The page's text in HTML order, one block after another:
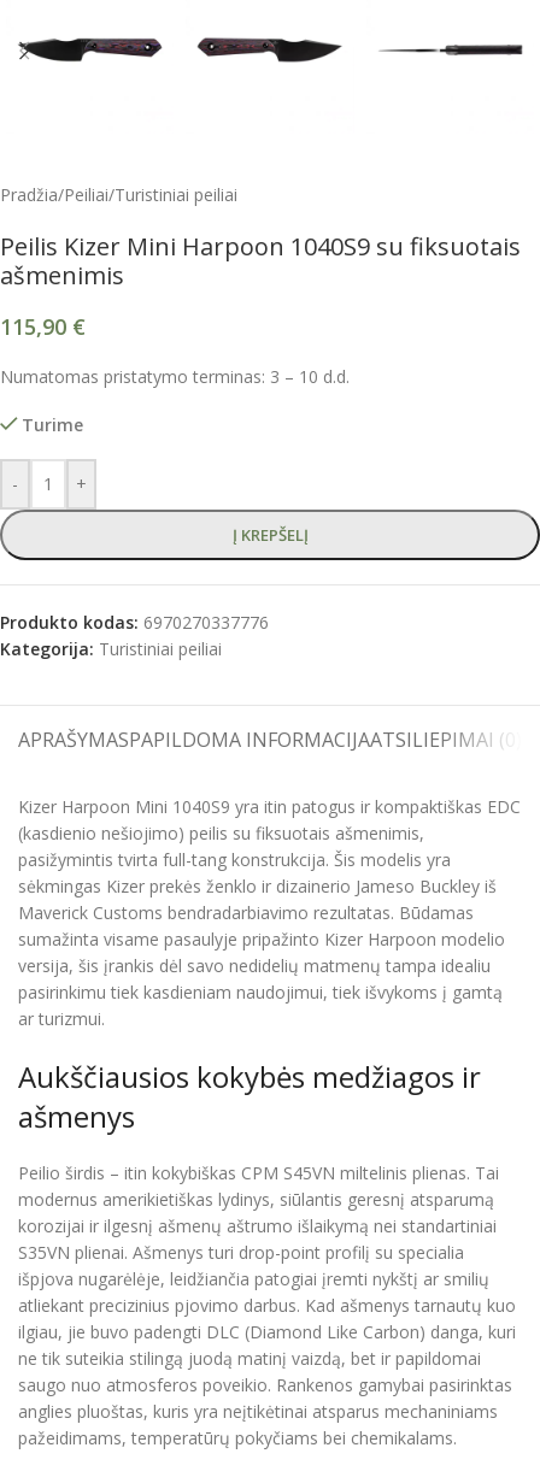
Pradžia/Peiliai/Turistiniai peiliai
Peilis Kizer Mini Harpoon 1040S9 su fiksuotais
ašmenimis
115,90 €
Numatomas pristatymo terminas: 3 – 10 d.d.
Turime
- +
Į KREPŠELĮ
Produkto kodas: 6970270337776
Kategorija: Turistiniai peiliai
APRAŠYMASPAPILDOMA INFORMACIJAATSILIEPIMAI (0)
Kizer Harpoon Mini 1040S9 yra itin patogus ir kompaktiškas EDC
(kasdienio nešiojimo) peilis su fiksuotais ašmenimis,
pasižymintis tvirta full-tang konstrukcija. Šis modelis yra
sėkmingas Kizer prekės ženklo ir dizainerio Jameso Buckley iš
Maverick Customs bendradarbiavimo rezultatas. Būdamas
sumažinta visame pasaulyje pripažinto Kizer Harpoon modelio
versija, šis įrankis dėl savo nedidelių matmenų tampa idealiu
pasirinkimu tiek kasdieniam naudojimui, tiek išvykoms į gamtą
ar turizmui.
Aukščiausios kokybės medžiagos ir
ašmenys
Peilio širdis – itin kokybiškas CPM S45VN miltelinis plienas. Tai
modernus amerikietiškas lydinys, siūlantis geresnį atsparumą
korozijai ir ilgesnį ašmenų aštrumo išlaikymą nei standartiniai
S35VN plienai. Ašmenys turi drop-point profilį su specialia
išpjova nugarėlėje, leidžiančia patogiai įremti nykštį ar smilių
atliekant precizinius pjovimo darbus. Kad ašmenys tarnautų kuo
ilgiau, jie buvo padengti DLC (Diamond Like Carbon) danga, kuri
ne tik suteikia stilingą juodą matinį vaizdą, bet ir papildomai
saugo nuo atmosferos poveikio. Rankenos gamybai pasirinktas
anglies pluoštas, kuris yra neįtikėtinai atsparus mechaniniams
pažeidimams, temperatūrų pokyčiams bei chemikalams.